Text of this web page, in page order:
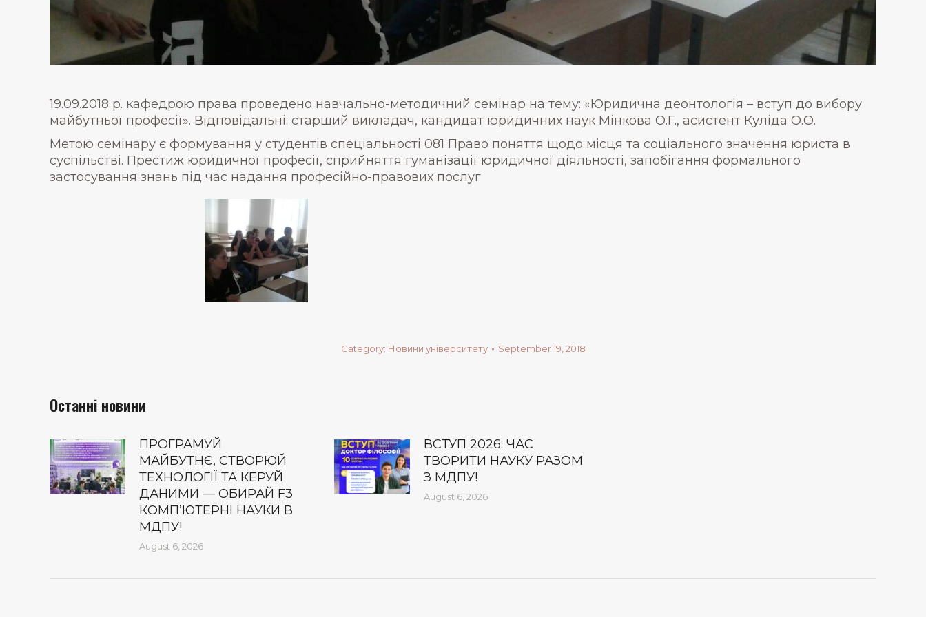
19.09.2018 р. кафедрою права проведено навчально-методичний семінар на тему: «Юридична деонтологія – вступ до вибору
майбутньої професії». Відповідальні: старший викладач, кандидат юридичних наук Мінкова О.Г., асистент Куліда О.О.
Метою семінару є формування у студентів спеціальності 081 Право поняття щодо місця та соціального значення юриста в
суспільстві. Престиж юридичної професії, сприйняття гуманізації юридичної діяльності, запобігання формального
застосування знань під час надання професійно-правових послуг
Category: Новини університету September 19, 2018
Останні новини
ПРОГРАМУЙ
МАЙБУТНЄ, СТВОРЮЙ
ТЕХНОЛОГІЇ ТА КЕРУЙ
ДАНИМИ — ОБИРАЙ F3
КОМП’ЮТЕРНІ НАУКИ В
МДПУ!
August 6, 2026
ВСТУП 2026: ЧАС
ТВОРИТИ НАУКУ РАЗОМ
З МДПУ!
August 6, 2026